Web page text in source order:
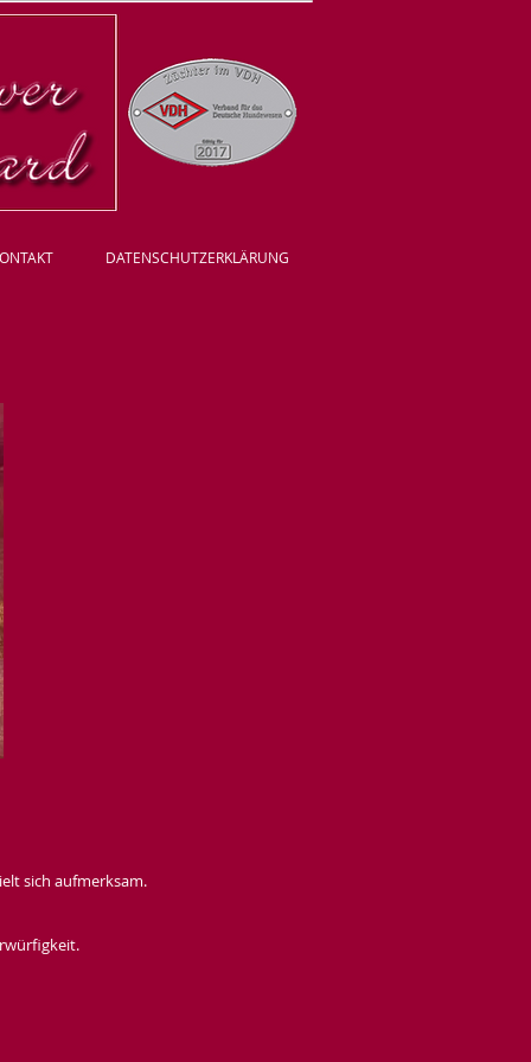
sich aufmerksam.
DATENSCHUTZERKLÄRUNG